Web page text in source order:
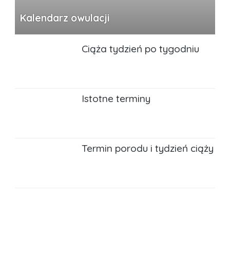
Kalendarz owulacji
Ciąża tydzień po tygodniu
Istotne terminy
Termin porodu i tydzień ciąży